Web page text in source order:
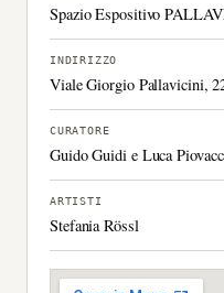
Spazio Espositivo
INDIRIZZO
Viale Giorgio Pallavicini,
CURATORE
Guido Guidi e Luca
ARTISTI
Stefania Rössl